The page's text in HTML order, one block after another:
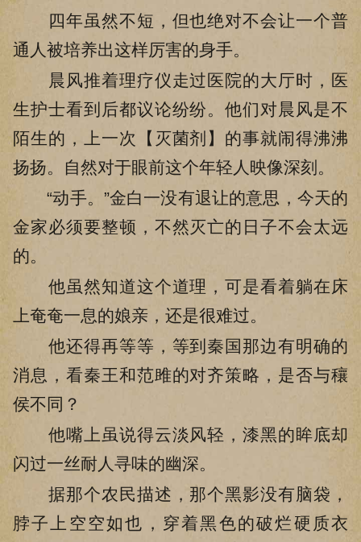
四年虽然不短，但也绝对不会让一个普
通人被培养出这样厉害的身手。
晨风推着理疗仪走过医院的大厅时，医
生护士看到后都议论纷纷。他们对晨风是不
陌生的，上一次【灭菌剂】的事就闹得沸沸
扬扬。自然对于眼前这个年轻人映像深刻。
“动手。”金白一没有退让的意思，今天的
金家必须要整顿，不然灭亡的日子不会太远
的。
他虽然知道这个道理，可是看着躺在床
上奄奄一息的娘亲，还是很难过。
他还得再等等，等到秦国那边有明确的
消息，看秦王和范雎的对齐策略，是否与穰
侯不同？
他嘴上虽说得云淡风轻，漆黑的眸底却
闪过一丝耐人寻味的幽深。
据那个农民描述，那个黑影没有脑袋，
脖子上空空如也，穿着黑色的破烂硬质衣